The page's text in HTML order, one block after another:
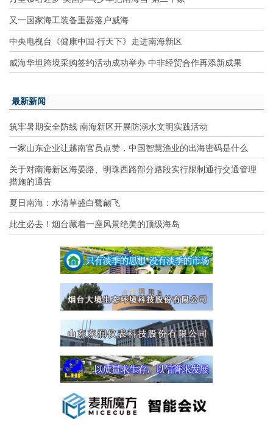
又一国家海工装备重器落户威海
中央电视台《健康中国·行天下》走进南海新区
威海华坦跨境采购签约活动成功举办 中非经贸合作再添新成果
最新新闻
筑牢暑期安全防线 南海新区开展防溺水文明实践活动
一家山东企业让越南官员点赞，中国智慧渔业的出海密码是什么
关于对南海新区海晏路、明珠西路部分路段实行限制通行交通管理
措施的通告
夏日南海：水清草盛白鹭翩飞
此生必去！烟台藏着一座风景绝美的顶级海岛